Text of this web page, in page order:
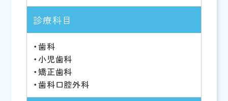
診療科目
・歯科
・小児歯科
・矯正歯科
・歯科口腔外科